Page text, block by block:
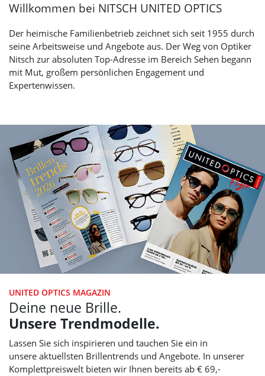
Willkommen bei NITSCH UNITED OPTICS
Der heimische Familienbetrieb zeichnet sich seit 1955 durch
seine Arbeitsweise und Angebote aus. Der Weg von Optiker
Nitsch zur absoluten Top-Adresse im Bereich Sehen begann
mit Mut, großem persönlichen Engagement und
Expertenwissen.
UNITED OPTICS MAGAZIN
Deine neue Brille.
Unsere Trendmodelle.
Lassen Sie sich inspirieren und tauchen Sie ein in
unsere aktuellsten Brillentrends und Angebote. In unserer
Komplettpreiswelt bieten wir Ihnen bereits ab € 69,-